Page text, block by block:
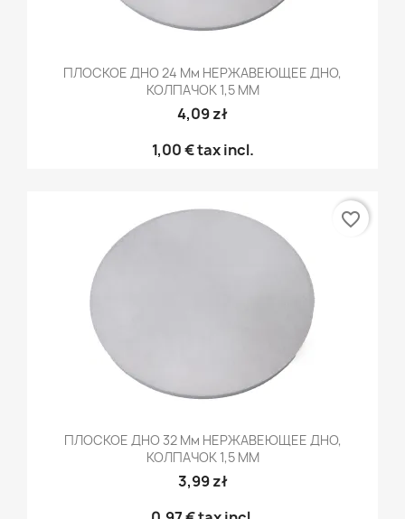
ПЛОСКОЕ ДНО 24 Мм НЕРЖАВЕЮЩЕЕ ДНО,
КОЛПАЧОК 1,5 ММ
4,09 zł
1,00 €tax incl.
ПЛОСКОЕ ДНО 32 Мм НЕРЖАВЕЮЩЕЕ ДНО,
КОЛПАЧОК 1,5 ММ
3,99 zł
favorite_border